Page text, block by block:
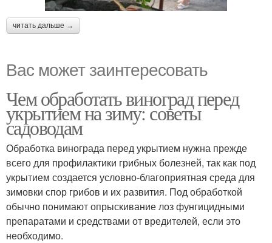
читать дальше →
Вас может заинтересовать
Чем обработать виноград перед
укрытием на зиму: советы
садоводам
Обработка винограда перед укрытием нужна прежде
всего для профилактики грибных болезней, так как под
укрытием создается условно-благоприятная среда для
зимовки спор грибов и их развития. Под обработкой
обычно понимают опрыскивание лоз фунгицидными
препаратами и средствами от вредителей, если это
необходимо.